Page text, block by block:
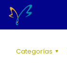
Categorías